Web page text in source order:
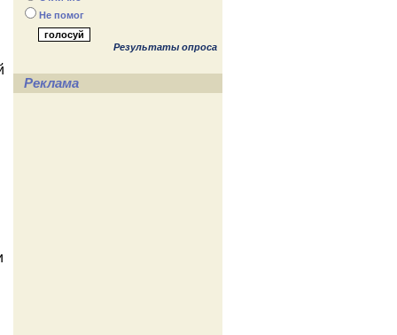
Не помог
Результаты опроса
Реклама